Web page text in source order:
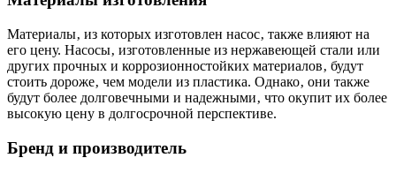
Материалы‚ из которых изготовлен насос‚ также влияют на
его цену. Насосы‚ изготовленные из нержавеющей стали или
других прочных и коррозионностойких материалов‚ будут
стоить дороже‚ чем модели из пластика. Однако‚ они также
будут более долговечными и надежными‚ что окупит их более
высокую цену в долгосрочной перспективе.
Бренд и производитель